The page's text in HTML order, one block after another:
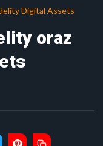
Digital Assets
oraz